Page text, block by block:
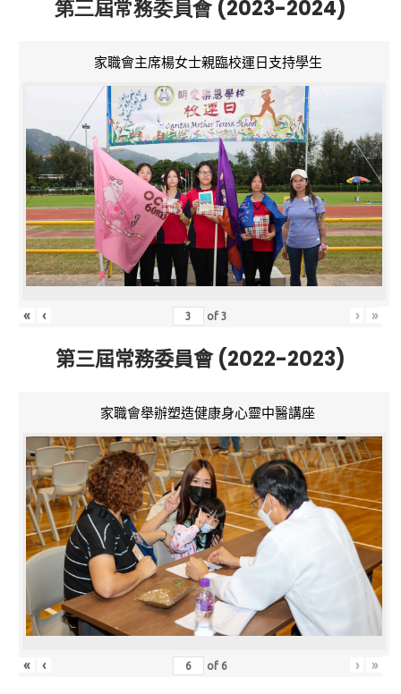
第三屆常務委員會 (2023-2024)
家職會主席楊女士親臨校運日支持學生
« ‹ of3 › »
第三屆常務委員會 (2022-2023)
家職會舉辦塑造健康身心靈中醫講座
« ‹ of 6 › »